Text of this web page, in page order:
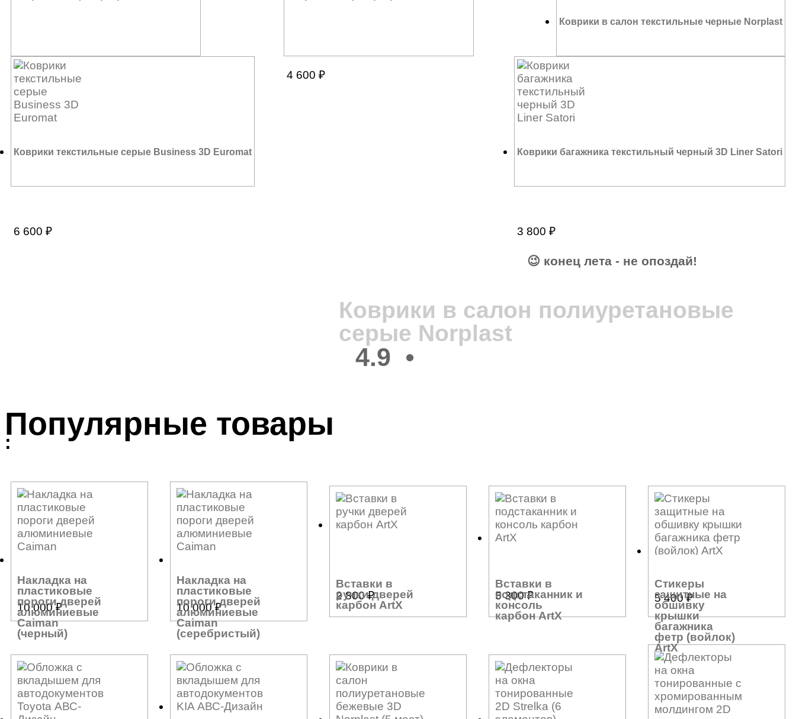
4 600₽ 4 600 ₽
Коврики в салон текстильные черные Norplast
6 185
Коврики текстильные серые Business 3D Euromat
6 600 ₽
Коврики багажника текстильный черный 3D Liner Satori
3 800 ₽
😉 конец лета - не опоздай!
Коврики в салон полиуретановые
серые Norplast
4.9 •
Популярные товары
:
Накладка на
пластиковые
пороги дверей
алюминиевые
Caiman
(черный)
10 000₽
Накладка на
пластиковые
пороги дверей
алюминиевые
Caiman
(серебристый)
10 000₽
Вставки в
ручки дверей
карбон ArtX
2 800₽
Вставки в
подстаканник и
консоль
карбон ArtX
5 300₽
Стикеры
защитные на
обшивку
крышки
багажника
фетр (войлок)
ArtX
5 400₽